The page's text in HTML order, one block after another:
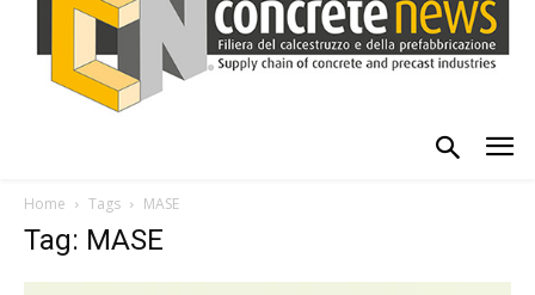
Home Tags MASE
Tag: MASE